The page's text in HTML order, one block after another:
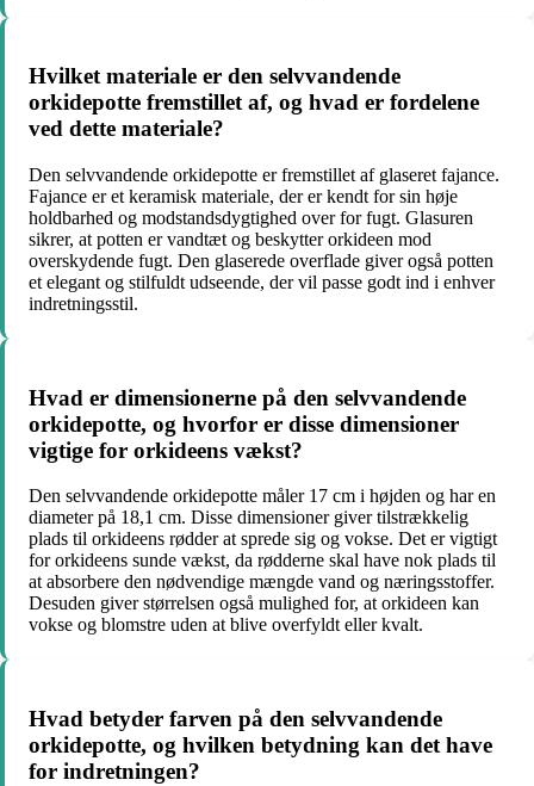
Hvilket materiale er den selvvandende
orkidepotte fremstillet af, og hvad er fordelene
ved dette materiale?
Den selvvandende orkidepotte er fremstillet af glaseret fajance.
Fajance er et keramisk materiale, der er kendt for sin høje
holdbarhed og modstandsdygtighed over for fugt. Glasuren
sikrer, at potten er vandtæt og beskytter orkideen mod
overskydende fugt. Den glaserede overflade giver også potten
et elegant og stilfuldt udseende, der vil passe godt ind i enhver
indretningsstil.
Hvad er dimensionerne på den selvvandende
orkidepotte, og hvorfor er disse dimensioner
vigtige for orkideens vækst?
Den selvvandende orkidepotte måler 17 cm i højden og har en
diameter på 18,1 cm. Disse dimensioner giver tilstrækkelig
plads til orkideens rødder at sprede sig og vokse. Det er vigtigt
for orkideens sunde vækst, da rødderne skal have nok plads til
at absorbere den nødvendige mængde vand og næringsstoffer.
Desuden giver størrelsen også mulighed for, at orkideen kan
vokse og blomstre uden at blive overfyldt eller kvalt.
Hvad betyder farven på den selvvandende
orkidepotte, og hvilken betydning kan det have
for indretningen?